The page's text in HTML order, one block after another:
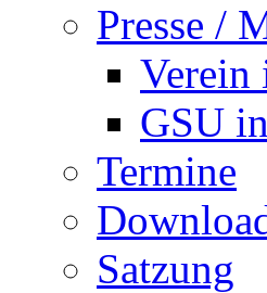
Presse /
Verein
GSU
Termine
Satzung